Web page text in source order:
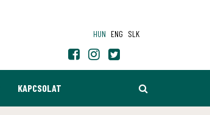
HUN ENG SLK
KAPCSOLAT